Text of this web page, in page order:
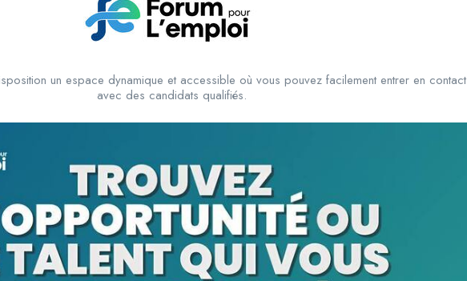
un espace dynamique et accessible où vous pouvez facilement entrer en contact
avec des candidats qualifiés.